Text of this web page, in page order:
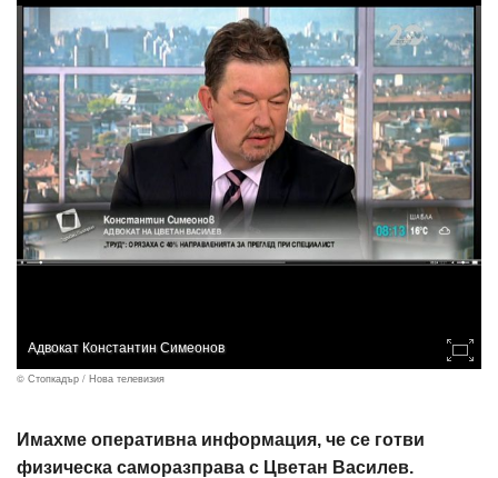
Адвокат Константин Симеонов
© Стопкадър / Нова телевизия
Имахме оперативна информация, че се готви
физическа саморазправа с Цветан Василев.